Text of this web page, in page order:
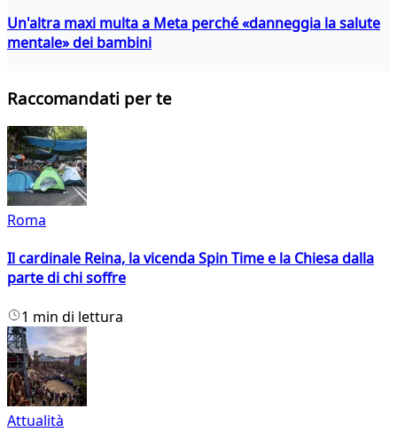
Un'altra maxi multa a Meta perché «danneggia la salute
mentale» dei bambini
Raccomandati per te
Roma
Il cardinale Reina, la vicenda Spin Time e la Chiesa dalla
parte di chi soffre
1 min di lettura
Attualità